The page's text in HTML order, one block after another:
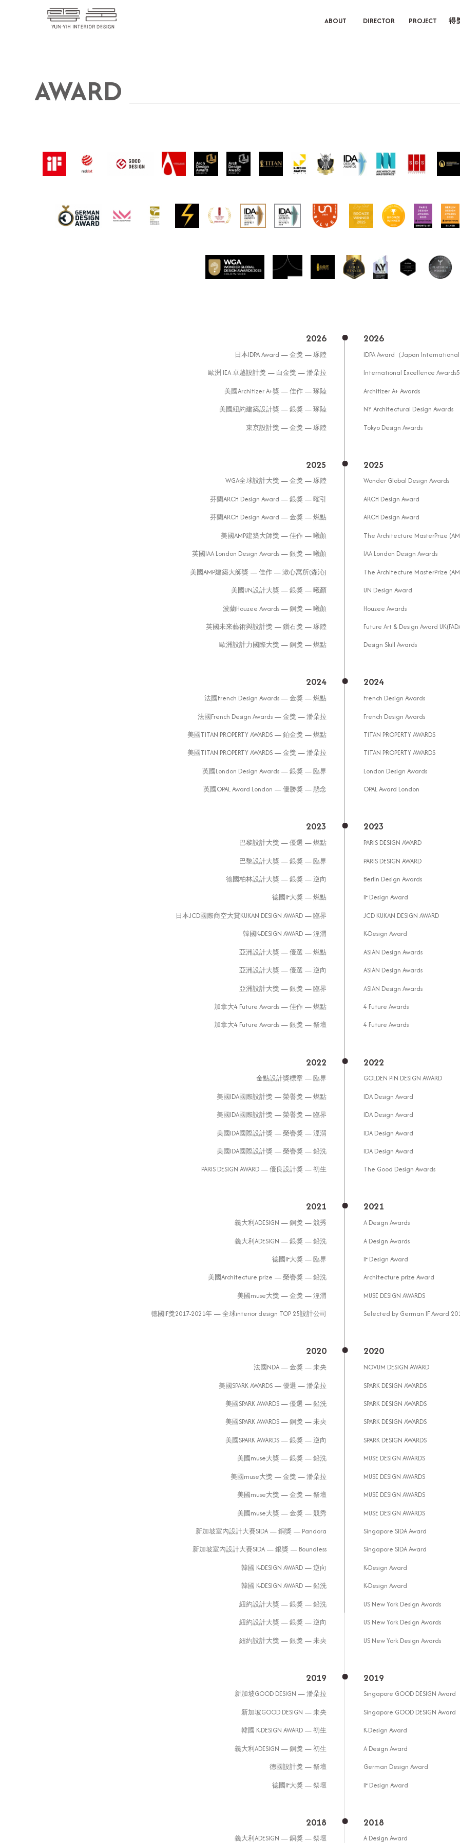
ABOUT DIRECTOR PROJECT 得
AWARD
2026
日本IDPA Award — 金獎 — 琢陸
歐洲 IEA 卓越設計獎 — 白金獎 — 潘朵拉
美國Architizer A+獎 — 佳作 — 琢陸
美國紐約建築設計獎 — 銀獎 — 琢陸
東京設計獎 — 金獎 — 琢陸
2026
IDPA Award（Japan International
International Excellence Awards5
Architizer A+ Awards
NY Architectural Design Awards
Tokyo Design Awards
2025
WGA全球設計大獎 — 金獎 — 琢陸
芬蘭ARCH Design Award — 銀獎 — 曜引
芬蘭ARCH Design Award — 金獎 — 燃點
美國AMP建築大師獎 — 佳作 — 曦顏
英國IAA London Design Awards — 銀獎 — 曦顏
美國AMP建築大師獎 — 佳作 — 漱心寓所(森沁)
美國UN設計大獎 — 銀獎 — 曦顏
波蘭Houzee Awards — 銅獎 — 曦顏
英國未來藝術與設計獎 — 鑽石獎 — 琢陸
歐洲設計力國際大獎 — 銅獎 — 燃點
2025
Wonder Global Design Awards
ARCH Design Award
ARCH Design Award
The Architecture MasterPrize
IAA London Design Awards
The Architecture MasterPrize
UN Design Award
Houzee Awards
Future Art & Design Award
Design Skill Awards
2024
法國French Design Awards — 金獎 — 燃點
法國French Design Awards — 金獎 — 潘朵拉
美國TITAN PROPERTY AWARDS — 鉑金獎 — 燃點
美國TITAN PROPERTY AWARDS — 金獎 — 潘朵拉
英國London Design Awards — 銀獎 — 臨界
英國OPAL Award London — 優勝獎 — 懸念
2024
French Design Awards
French Design Awards
TITAN PROPERTY AWARDS
TITAN PROPERTY AWARDS
London Design Awards
OPAL Award London
2023
巴黎設計大獎 — 優選 — 燃點
巴黎設計大獎 — 銀獎 — 臨界
德國柏林設計大獎 — 銀獎 — 逆向
德國IF大獎 — 燃點
日本JCD國際商空大賞KUKAN DESIGN AWARD — 臨界
韓國K-DESIGN AWARD — 涇渭
亞洲設計大獎 — 優選 — 燃點
亞洲設計大獎 — 優選 — 逆向
亞洲設計大獎 — 銀獎 — 臨界
加拿大4 Future Awards — 佳作 — 燃點
加拿大4 Future Awards — 銀獎 — 祭壇
2023
PARIS DESIGN AWARD
PARIS DESIGN AWARD
Berlin Design Awards
IF Design Award
JCD KUKAN DESIGN AWARD
K-Design Award
ASIAN Design Awards
ASIAN Design Awards
ASIAN Design Awards
4 Future Awards
4 Future Awards
2022
金點設計獎標章 — 臨界
美國IDA國際設計獎 — 榮譽獎 — 燃點
美國IDA國際設計獎 — 榮譽獎 — 臨界
美國IDA國際設計獎 — 榮譽獎 — 涇渭
美國IDA國際設計獎 — 榮譽獎 — 鉛洗
PARIS DESIGN AWARD — 優良設計獎 — 初生
2022
GOLDEN PIN DESIGN AWARD
IDA Design Award
IDA Design Award
IDA Design Award
IDA Design Award
The Good Design Awards
2021
義大利ADESIGN — 銅獎 — 競秀
義大利ADESIGN — 銀獎 — 鉛洗
德國IF大獎 — 臨界
美國Architecture prize — 榮譽獎 — 鉛洗
美國muse大獎 — 金獎 — 涇渭
德國IF獎2017-2021年 — 全球interior design TOP 25設計公司
2021
A Design Awards
A Design Awards
IF Design Award
Architecture prize Award
MUSE DESIGN AWARDS
Selected by German IF Award
2020
法國NDA — 金獎 — 未央
美國SPARK AWARDS — 優選 — 潘朵拉
美國SPARK AWARDS — 優選 — 鉛洗
美國SPARK AWARDS — 銅獎 — 未央
美國SPARK AWARDS — 銀獎 — 逆向
美國muse大獎 — 銀獎 — 鉛洗
美國muse大獎 — 金獎 — 潘朵拉
美國muse大獎 — 金獎 — 祭壇
美國muse大獎 — 金獎 — 競秀
新加坡室內設計大賽SIDA — 銅獎 — Pandora
新加坡室內設計大賽SIDA — 銀獎 — Boundless
韓國 K-DESIGN AWARD — 逆向
韓國 K-DESIGN AWARD — 鉛洗
紐約設計大獎 — 銀獎 — 鉛洗
紐約設計大獎 — 銀獎 — 逆向
紐約設計大獎 — 銀獎 — 未央
2020
NOVUM DESIGN AWARD
SPARK DESIGN AWARDS
SPARK DESIGN AWARDS
SPARK DESIGN AWARDS
SPARK DESIGN AWARDS
MUSE DESIGN AWARDS
MUSE DESIGN AWARDS
MUSE DESIGN AWARDS
MUSE DESIGN AWARDS
Singapore SIDA Award
Singapore SIDA Award
K-Design Award
K-Design Award
US New York Design Awards
US New York Design Awards
US New York Design Awards
2019
新加坡GOOD DESIGN — 潘朵拉
新加坡GOOD DESIGN — 未央
韓國 K-DESIGN AWARD — 初生
義大利ADESIGN — 銅獎 — 初生
德國設計獎 — 祭壇
德國IF大獎 — 祭壇
2019
Singapore GOOD DESIGN Award
Singapore GOOD DESIGN Award
K-Design Award
A Design Award
German Design Award
IF Design Award
2018
義大利ADESIGN — 銅獎 — 祭壇
2018
A Design Award